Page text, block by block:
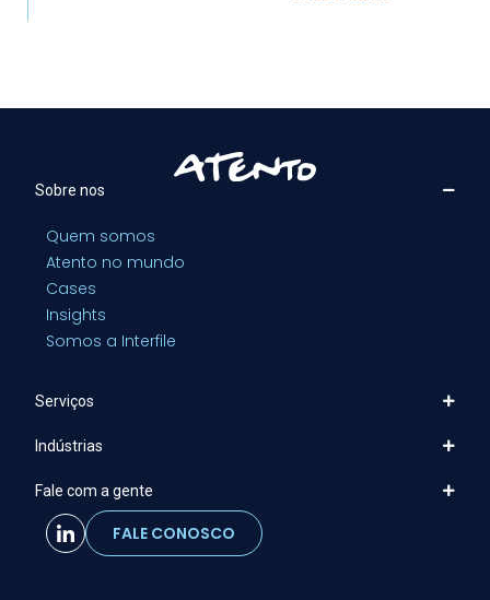
Sobre nos
Quem somos
Atento no mundo
Cases
Insights
Somos a Interfile
Serviços
Indústrias
Fale com a gente
FALE CONOSCO